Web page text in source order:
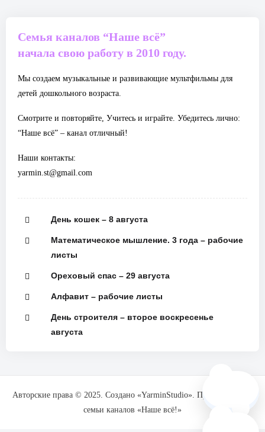
Семья каналов “Наше всё”
начала свою работу в 2010 году.
Мы создаем музыкальные и развивающие мультфильмы для
детей дошкольного возраста.
Смотрите и повторяйте, Учитесь и играйте. Убедитесь лично:
“Наше всё” – канал отличный!
Наши контакты:
yarmin.st@gmail.com
День кошек – 8 августа
Математическое мышление. 3 года – рабочие
листы
Ореховый спас – 29 августа
Алфавит – рабочие листы
День строителя – второе воскресенье
августа
Авторские права © 2025. Создано «YarminStudio». При поддержке
семьи каналов «Наше всё!»